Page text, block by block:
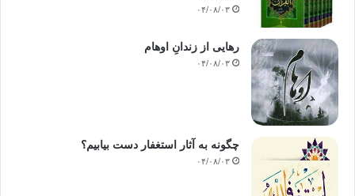
۰۴/۰۸/۰۳
رهایی از زندانِ اوهام
۰۴/۰۸/۰۳
چگونه به آثار استغفار دست بیابیم؟
۰۴/۰۸/۰۳